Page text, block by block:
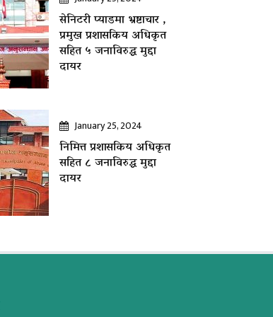
सेनिटरी प्याडमा भ्रष्टाचार ,
प्रमुख प्रशासकिय अधिकृत
सहित ५ जनाविरुद्ध मुद्दा
दायर
January 25, 2024
निमित्त प्रशासकिय अधिकृत
सहित ८ जनाविरुद्ध मुद्दा
दायर